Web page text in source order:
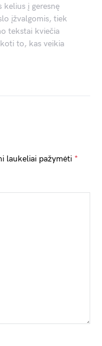
į geresnę
įžvalgomis, tiek
tekstai kviečia
to, kas veikia
laukeliai pažymėti *